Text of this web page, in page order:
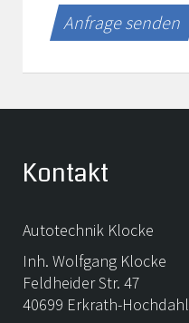
Anfrage senden
Kontakt
Autotechnik Klocke
Inh. Wolfgang Klocke
Feldheider Str. 47
40699 Erkrath-Hochdahl